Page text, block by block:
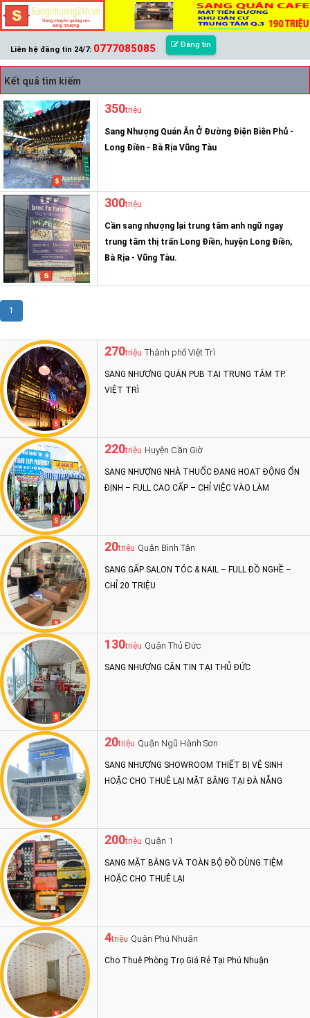
Liên hệ đăng tin 24/7: 0777085085 Đăng tin
Kết quả tìm kiếm
350triệu
Sang Nhượng Quán Ăn Ở Đường Điện Biên Phủ -
Long Điền - Bà Rịa Vũng Tàu
300triệu
Cần sang nhượng lại trung tâm anh ngữ ngay
trung tâm thị trấn Long Điền, huyện Long Điền,
Bà Rịa - Vũng Tàu.
1
270triệu Thành phố Việt Trì
SANG NHƯỢNG QUÁN PUB TẠI TRUNG TÂM TP.
VIỆT TRÌ
220triệu Huyện Cần Giờ
SANG NHƯỢNG NHÀ THUỐC ĐANG HOẠT ĐỘNG ỔN
ĐỊNH – FULL CAO CẤP – CHỈ VIỆC VÀO LÀM
20triệu Quận Bình Tân
SANG GẤP SALON TÓC & NAIL – FULL ĐỒ NGHỀ –
CHỈ 20 TRIỆU
130triệu Quận Thủ Đức
SANG NHƯỢNG CĂN TIN TẠI THỦ ĐỨC
20triệu Quận Ngũ Hành Sơn
SANG NHƯỢNG SHOWROOM THIẾT BỊ VỆ SINH
HOẶC CHO THUÊ LẠI MẶT BẰNG TẠI ĐÀ NẴNG
200triệu Quận 1
SANG MẶT BẰNG VÀ TOÀN BỘ ĐỒ DÙNG TIỆM
HOẶC CHO THUÊ LẠI
4triệu Quận Phú Nhuận
Cho Thuê Phòng Trọ Giá Rẻ Tại Phú Nhuận